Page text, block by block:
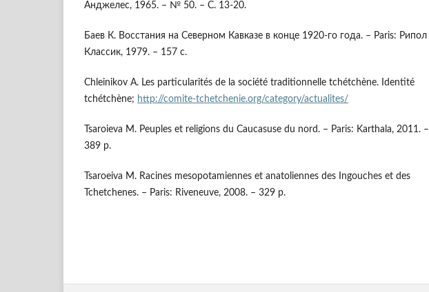
Анджелес, 1965. – № 50. – С. 13-20.
Баев К. Восстания на Северном Кавказе в конце 1920-го года. – Paris: Рипол
Классик, 1979. – 157 с.
Chleinikov A. Les particularités de la société traditionnelle tchétchène. Identité
tchétchène; http://comite-tchetchenie.org/category/actualites/
Tsaroieva M. Peuples et religions du Caucasuse du nord. – Paris: Karthala, 2011. –
389 p.
Tsaroeiva M. Racines mesopotamiennes et anatoliennes des Ingouches et des
Tchetchenes. – Paris: Riveneuve, 2008. – 329 p.